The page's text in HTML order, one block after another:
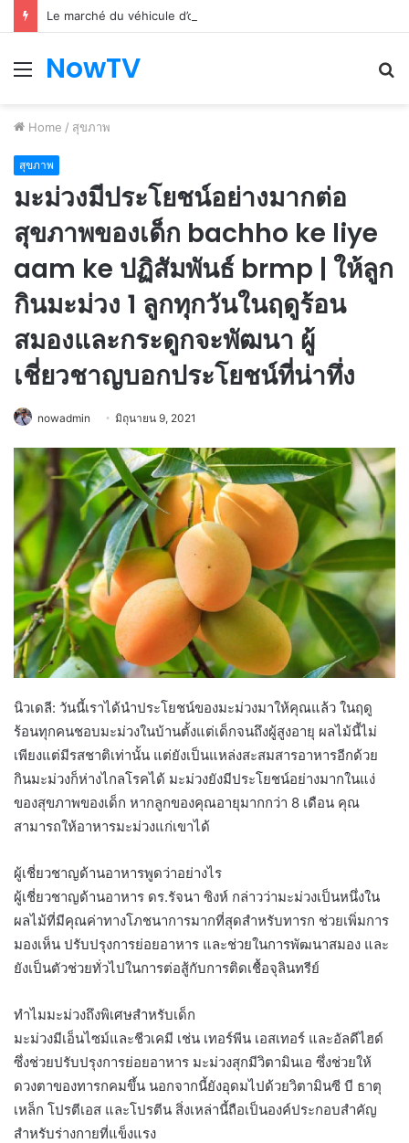
Le marché du véhicule d’occasion en plein essor
Menu
NowTV
Home / สุขภาพ
สุขภาพ
มะม่วงมีประโยชน์อย่างมากต่อ
สุขภาพของเด็ก bachho ke liye
aam ke ปฏิสัมพันธ์ brmp | ให้ลูก
กินมะม่วง 1 ลูกทุกวันในฤดูร้อน
สมองและกระดูกจะพัฒนา ผู้
เชี่ยวชาญบอกประโยชน์ที่น่าทึ่ง
nowadmin มิถุนายน 9, 2021
นิวเดลี: วันนี้เราได้นำประโยชน์ของมะม่วงมาให้คุณแล้ว ในฤดู
ร้อนทุกคนชอบมะม่วงในบ้านตั้งแต่เด็กจนถึงผู้สูงอายุ ผลไม้นี้ไม่
เพียงแต่มีรสชาติเท่านั้น แต่ยังเป็นแหล่งสะสมสารอาหารอีกด้วย
กินมะม่วงก็ห่างไกลโรคได้ มะม่วงยังมีประโยชน์อย่างมากในแง่
ของสุขภาพของเด็ก หากลูกของคุณอายุมากกว่า 8 เดือน คุณ
สามารถให้อาหารมะม่วงแก่เขาได้
ผู้เชี่ยวชาญด้านอาหารพูดว่าอย่างไร
ผู้เชี่ยวชาญด้านอาหาร ดร.รัจนา ซิงห์ กล่าวว่ามะม่วงเป็นหนึ่งใน
ผลไม้ที่มีคุณค่าทางโภชนาการมากที่สุดสำหรับทารก ช่วยเพิ่มการ
มองเห็น ปรับปรุงการย่อยอาหาร และช่วยในการพัฒนาสมอง และ
ยังเป็นตัวช่วยทั่วไปในการต่อสู้กับการติดเชื้อจุลินทรีย์
ทำไมมะม่วงถึงพิเศษสำหรับเด็ก
มะม่วงมีเอ็นไซม์และชีวเคมี เช่น เทอร์พีน เอสเทอร์ และอัลดีไฮด์
ซึ่งช่วยปรับปรุงการย่อยอาหาร มะม่วงสุกมีวิตามินเอ ซึ่งช่วยให้
ดวงตาของทารกคมขึ้น นอกจากนี้ยังอุดมไปด้วยวิตามินซี บี ธาตุ
เหล็ก โปรตีเอส และโปรตีน สิ่งเหล่านี้ถือเป็นองค์ประกอบสำคัญ
สำหรับร่างกายที่แข็งแรง